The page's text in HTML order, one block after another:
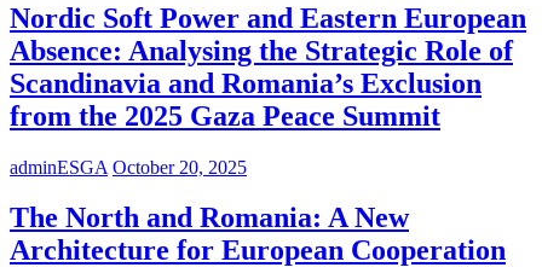
Nordic Soft Power and Eastern European
Absence: Analysing the Strategic Role of
Scandinavia and Romania’s Exclusion
from the 2025 Gaza Peace Summit
adminESGA October 20, 2025
The North and Romania: A New
Architecture for European Cooperation